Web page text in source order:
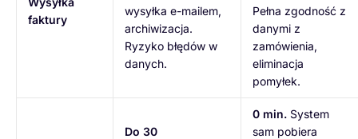
faktury
wysyłka e-mailem,
archiwizacja.
Ryzyko błędów w
danych.
Pełna zgodność z
danymi z
zamówienia,
eliminacja
pomyłek.
Do 30
0 min. System
sam pobiera